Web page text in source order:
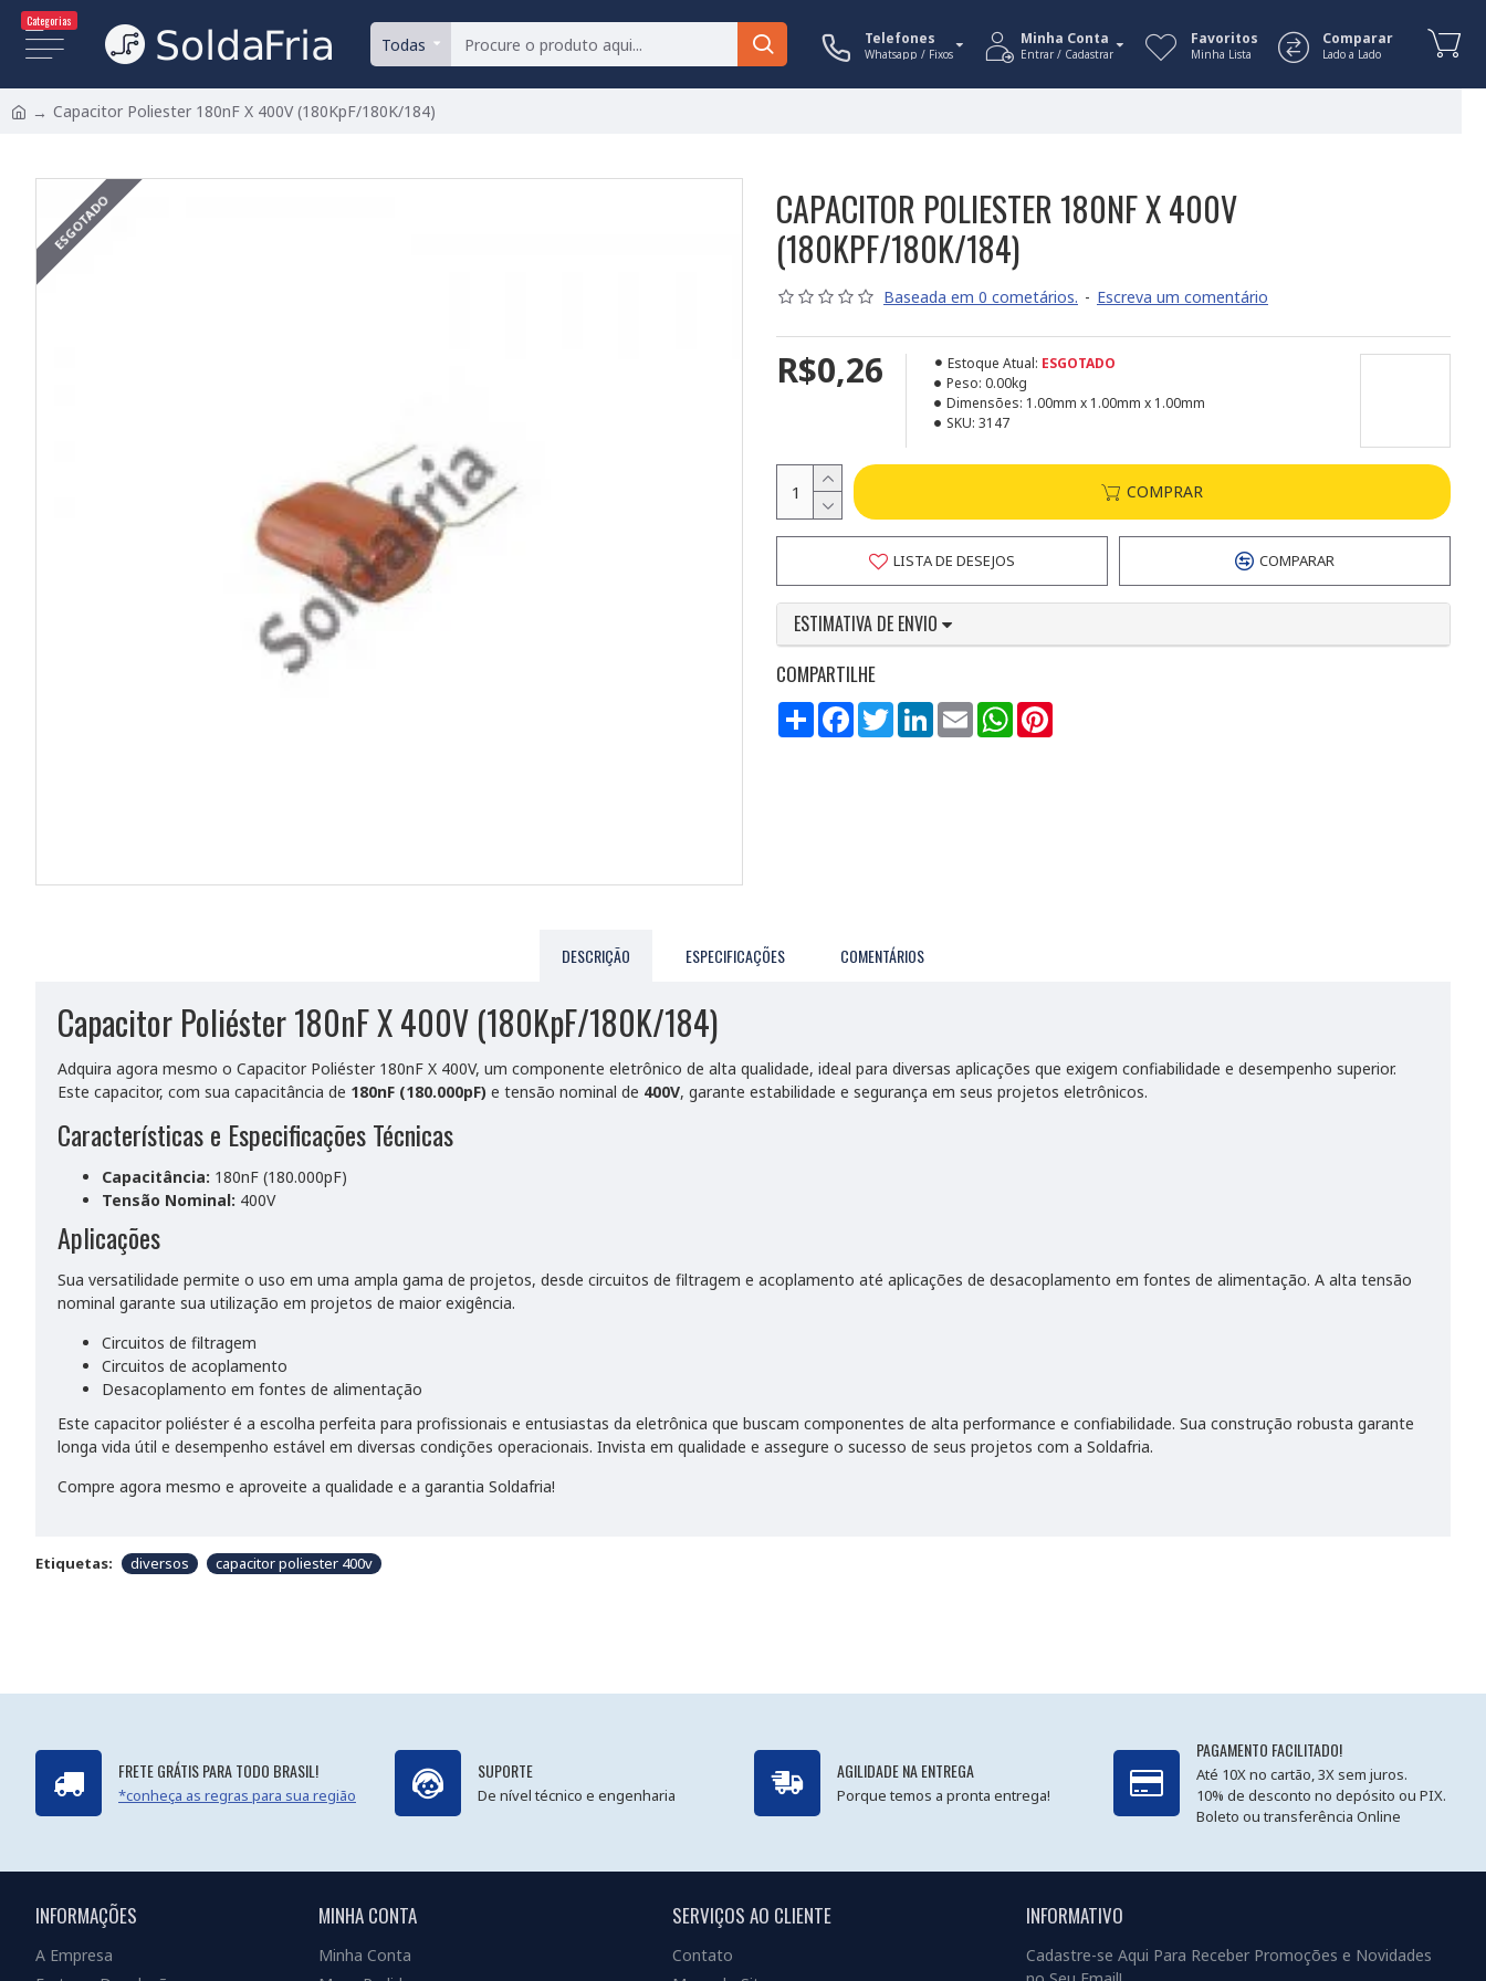
Categorias
Todas Telefones
Whatsapp / Fixos
Minha Conta
Entrar / Cadastrar
Favoritos
Minha Lista
Comparar
Lado a Lado
Capacitor Poliester 180nF X 400V (180KpF/180K/184)
ESGOTADO
CAPACITOR POLIESTER 180NF X 400V
(180KPF/180K/184)
Baseada em 0 cometários. - Escreva um comentário
R$0,26 Estoque Atual: ESGOTADO
Peso: 0.00kg
Dimensões: 1.00mm x 1.00mm x 1.00mm
SKU: 3147
COMPRAR
LISTA DE DESEJOS COMPARAR
ESTIMATIVA DE ENVIO
COMPARTILHE
Compartilhar
FacebookTwitterLinkedInEmail WhatsApp
DESCRIÇÃO ESPECIFICAÇÕES COMENTÁRIOS
Capacitor Poliéster 180nF X 400V (180KpF/180K/184)
Adquira agora mesmo o Capacitor Poliéster 180nF X 400V, um componente eletrônico de alta qualidade, ideal para diversas aplicações que exigem confiabilidade e desempenho superior.
Este capacitor, com sua capacitância de 180nF (180.000pF) e tensão nominal de 400V, garante estabilidade e segurança em seus projetos eletrônicos.
Características e Especificações Técnicas
Capacitância: 180nF (180.000pF)
Tensão Nominal: 400V
Aplicações
Sua versatilidade permite o uso em uma ampla gama de projetos, desde circuitos de filtragem e acoplamento até aplicações de desacoplamento em fontes de alimentação. A alta tensão
nominal garante sua utilização em projetos de maior exigência.
Circuitos de filtragem
Circuitos de acoplamento
Desacoplamento em fontes de alimentação
Este capacitor poliéster é a escolha perfeita para profissionais e entusiastas da eletrônica que buscam componentes de alta performance e confiabilidade. Sua construção robusta garante
longa vida útil e desempenho estável em diversas condições operacionais. Invista em qualidade e assegure o sucesso de seus projetos com a Soldafria.
Compre agora mesmo e aproveite a qualidade e a garantia Soldafria!
Etiquetas: diversos capacitor poliester 400v
FRETE GRÁTIS PARA TODO BRASIL!
*conheça as regras para sua região
SUPORTE
De nível técnico e engenharia
AGILIDADE NA ENTREGA
Porque temos a pronta entrega!
PAGAMENTO FACILITADO!
Até 10X no cartão, 3X sem juros.
10% de desconto no depósito ou PIX.
Boleto ou transferência Online
INFORMAÇÕES
A Empresa
MINHA CONTA
Minha Conta
SERVIÇOS AO CLIENTE
Contato
INFORMATIVO
Cadastre-se Aqui Para Receber Promoções e Novidades